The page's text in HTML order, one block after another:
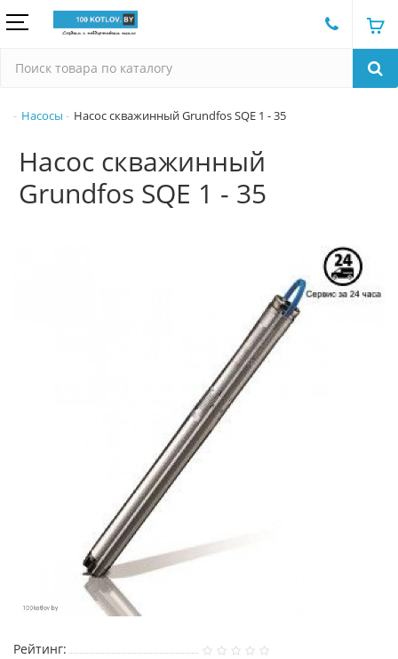
Насосы Насос скважинный Grundfos SQE 1 - 35
Насос скважинный
Grundfos SQE 1 - 35
Рейтинг: